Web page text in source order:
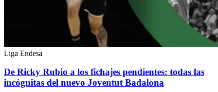
Liga Endesa
De Ricky Rubio a los fichajes pendientes: todas las
incógnitas del nuevo Joventut Badalona